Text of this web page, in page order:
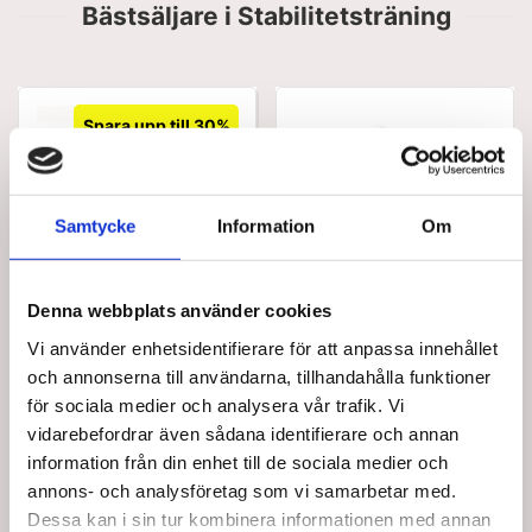
Samtycke Information Om
Denna webbplats använder cookies
Vi använder enhetsidentifierare för att anpassa innehållet
och annonserna till användarna, tillhandahålla funktioner
för sociala medier och analysera vår trafik. Vi
vidarebefordrar även sådana identifierare och annan
information från din enhet till de sociala medier och
annons- och analysföretag som vi samarbetar med.
Dessa kan i sin tur kombinera informationen med annan
Bästsäljare i Stabilitetsträning
BESTSELLER
Spara upp till 30%
Stabilitetstränare från
Standard försäljningspris SEK
399,75
SEK 279,83
SEK 223,86 Exkl. moms
Visa varianter
SEK 999,75/ St.
SEK 799,80 Exkl. moms
Lägg i
varukorg